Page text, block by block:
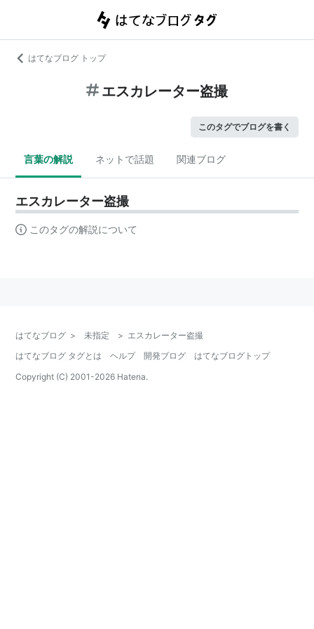
はてなブログ トップ
エスカレーター盗撮
このタグでブログを書く
言葉の解説 ネットで話題 関連ブログ
エスカレーター盗撮
このタグの解説について
はてなブログ > 未指定 > エスカレーター盗撮
はてなブログ タグとは
ヘルプ 開発ブログ
はてなブログトップ
Copyright (C) 2001-2026 Hatena.